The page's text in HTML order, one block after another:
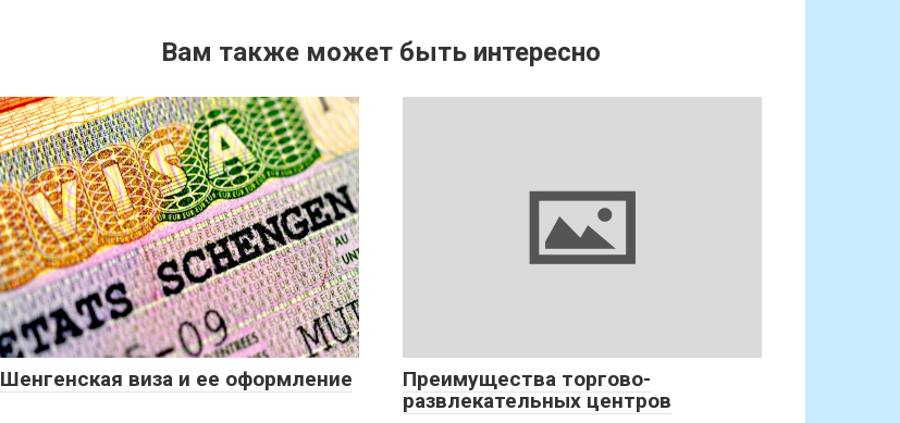
Вам также может быть интересно
Шенгенская виза и ее оформление
Преимущества торгово-
развлекательных центров